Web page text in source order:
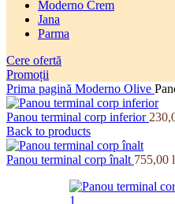
Moderno Crem
Jana
Parma
Cere ofertă
Promoții
Prima pagină Moderno Olive
Panou terminal corp inferior
Back to products
Panou terminal corp înalt 755,00